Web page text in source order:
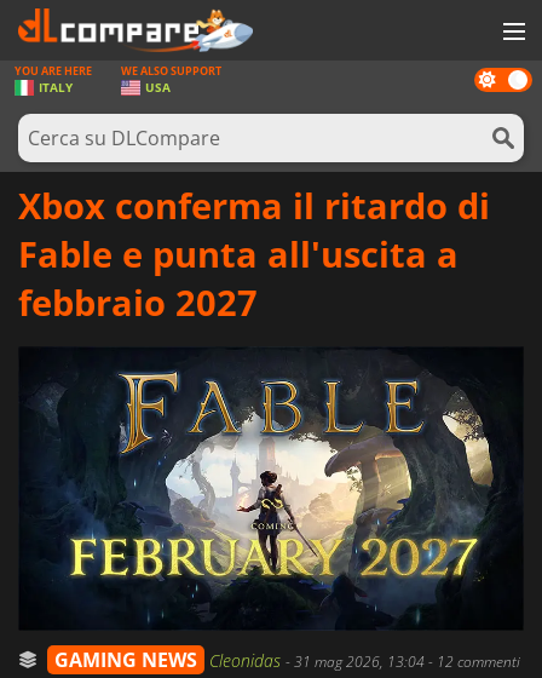
GIOCHI
PREPAGATE
SOFTWARE
ACCEDI O REGISTRATI
Dark
mode
YOU ARE HERE
ITALY
WE ALSO SUPPORT
USA
Xbox conferma il ritardo di
Fable e punta all'uscita a
febbraio 2027
GAMING NEWS Cleonidas -31 mag 2026, 13:04- 12 commenti